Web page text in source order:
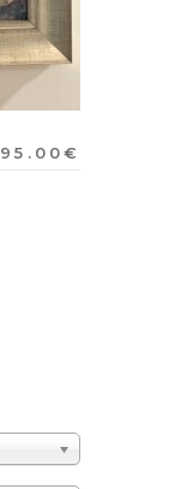
95.00€